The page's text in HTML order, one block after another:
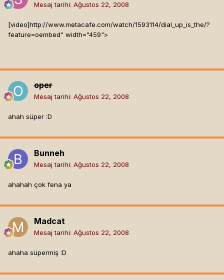
Mesaj tarihi: Ağustos 22, 2008
[video]http://www.metacafe.com/watch/1593114/dial_up_is_the/?
feature=oembed" width="459">
oper
Mesaj tarihi: Ağustos 22, 2008
ahah süper :D
Bunneh
Mesaj tarihi: Ağustos 22, 2008
ahahah çok fena ya
Madcat
Mesaj tarihi: Ağustos 22, 2008
ahaha süpermiş :D